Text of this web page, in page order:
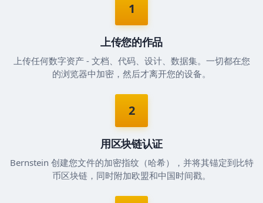
1
上传您的作品
上传任何数字资产 - 文档、代码、设计、数据集。一切都在您
的浏览器中加密，然后才离开您的设备。
2
用区块链认证
Bernstein 创建您文件的加密指纹（哈希），并将其锚定到比特
币区块链，同时附加欧盟和中国时间戳。